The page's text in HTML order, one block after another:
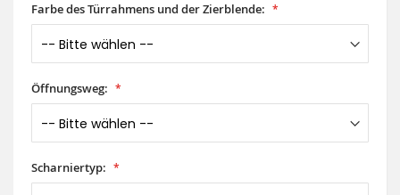
Farbe des Türrahmens und der Zierblende:
Öffnungsweg:
Scharniertyp: